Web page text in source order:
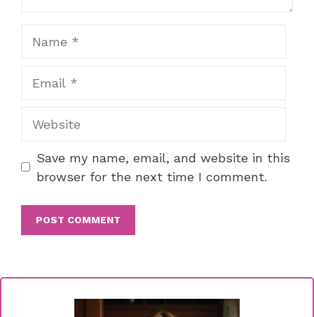
Save my name, email, and website in this
browser for the next time I comment.